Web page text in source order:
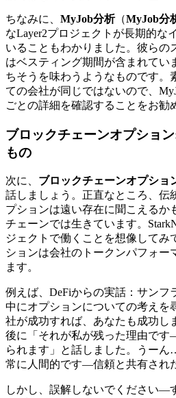
ちなみに、 MyJob分析（MyJob分
なLayer2プロジェクトが長期的な
いることもわかりました。彼らの
はベスティング期間が含まれて
ちそうを味わうようなものです。
ての会社が同じではないので、
ごとの詳細を確認することをお勧
ブロックチェーンオプション
もの
次に、 ブロックチェーンオプショ
話しましょう。正直なところ、伝
プションは遠い存在に聞こえるか
チェーンでは生きています。
ジェクトで働くことを想像して
ションは会社のトークンパフォー
ます。
例えば、DeFiからの実話：サンフ
中にオプションについての考えを
社が成功すれば、あなたも成功し
後に「それが私が残った理由で
られます」と話しました。うー
常に人間的です—信頼と共有され
しかし、誤解しないでください—